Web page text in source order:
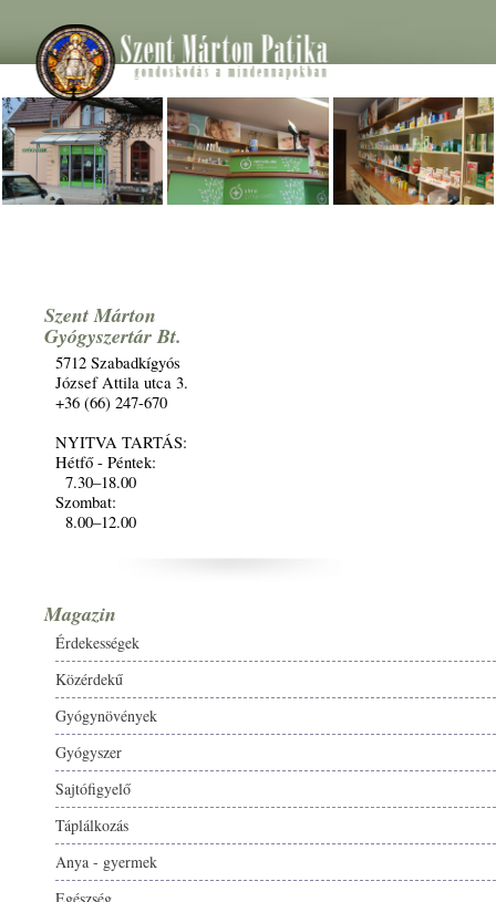
Szent Márton
Gyógyszertár Bt.
5712 Szabadkígyós
József Attila utca 3.
+36 (66) 247-670
NYITVA TARTÁS:
Hétfő - Péntek:
7.30–18.00
Szombat:
8.00–12.00
Magazin
Érdekességek
Közérdekű
Gyógynövények
Gyógyszer
Sajtófigyelő
Táplálkozás
Anya - gyermek